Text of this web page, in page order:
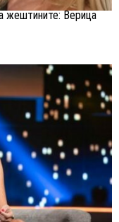
жештините: Верица